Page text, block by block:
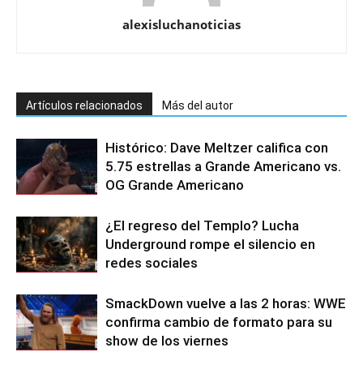
alexisluchanoticias
Artículos relacionados Más del autor
Histórico: Dave Meltzer califica con
5.75 estrellas a Grande Americano vs.
OG Grande Americano
¿El regreso del Templo? Lucha
Underground rompe el silencio en
redes sociales
SmackDown vuelve a las 2 horas: WWE
confirma cambio de formato para su
show de los viernes